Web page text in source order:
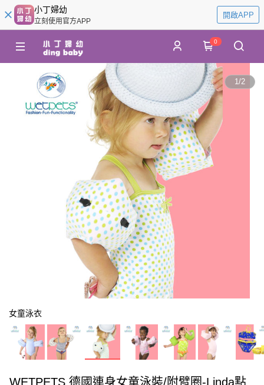
小丁婦幼
立刻使用官方APP
開啟APP
0
1/2
女童泳衣
WETPETS 德國連身女童泳裝/附臂圈-Linda點